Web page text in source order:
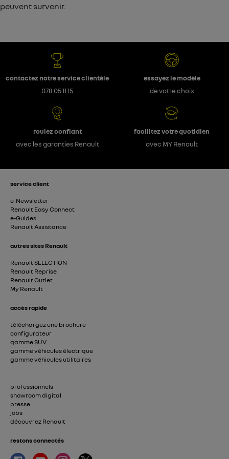
peuvent survenir.
contactez notre service clientèle
078 05 11 15
essayez le modèle
de votre choix
roulez confiant
avec les garanties Renault
facilitez votre quotidien
avec MY Renault
service client
e-Newsletter
Renault Easy Connect
e-Guides
Renault Assistance
autres sites Renault
Renault SELECTION
Renault Reprise
Renault Outlet
My Renault
accès rapide
téléchargez une brochure
configurateur
gamme SUV
gamme véhicules électrique
gamme véhicules utilitaires
professionnels
showroom digital
presse
jobs
découvrez Renault
restons connectés